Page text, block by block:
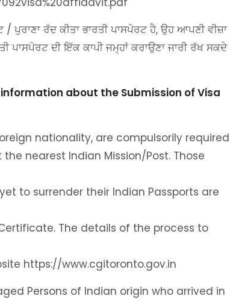
ਪੁਰਾਣਾ ਰੱਦ ਕੀਤਾ ਭਾਰਤੀ ਪਾਸਪੋਰਟ ਹੈ, ਉਹ ਆਪਣੀ ਵੀਜ਼ਾ
ਪਾਸਪੋਰਟ ਦੀ ਇੱਕ ਕਾਪੀ ਜਮ੍ਹਾਂ ਕਰਾਉਣਾ ਜਾਰੀ ਰੱਖ ਸਕਦੇ
about the Submission of Visa
nationality, are compulsorily required
nearest Indian Mission/Post. Those
to surrender their Indian Passports are
The details of the process to
https://www.cgitoronto.gov.in
Persons of Indian origin who arrived in